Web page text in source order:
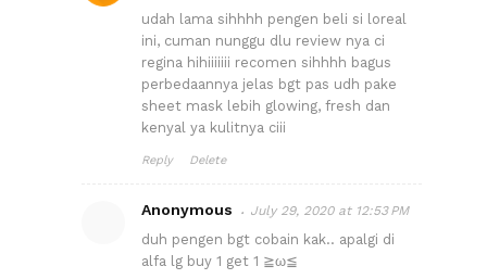
udah lama sihhhh pengen beli si loreal
ini, cuman nunggu dlu review nya ci
regina hihiiiiiii recomen sihhhh bagus
perbedaannya jelas bgt pas udh pake
sheet mask lebih glowing, fresh dan
kenyal ya kulitnya ciii
Reply Delete
Anonymous July 29, 2020 at 12:53 PM
duh pengen bgt cobain kak.. apalgi di
alfa lg buy 1 get 1 ≧ω≦